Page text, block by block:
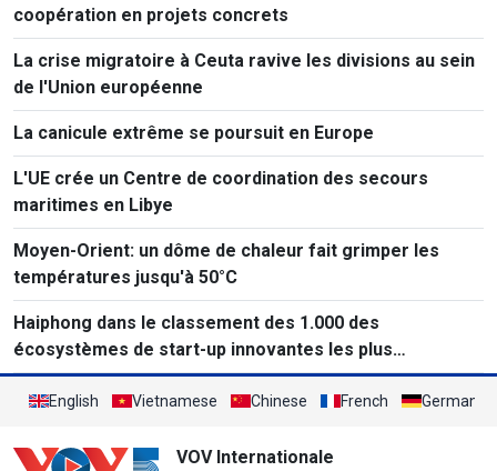
coopération en projets concrets
La crise migratoire à Ceuta ravive les divisions au sein
de l'Union européenne
La canicule extrême se poursuit en Europe
L'UE crée un Centre de coordination des secours
maritimes en Libye
Moyen-Orient: un dôme de chaleur fait grimper les
températures jusqu'à 50°C
Haiphong dans le classement des 1.000 des
écosystèmes de start-up innovantes les plus
performants au monde
English Vietnamese Chinese French German
VOV Internationale